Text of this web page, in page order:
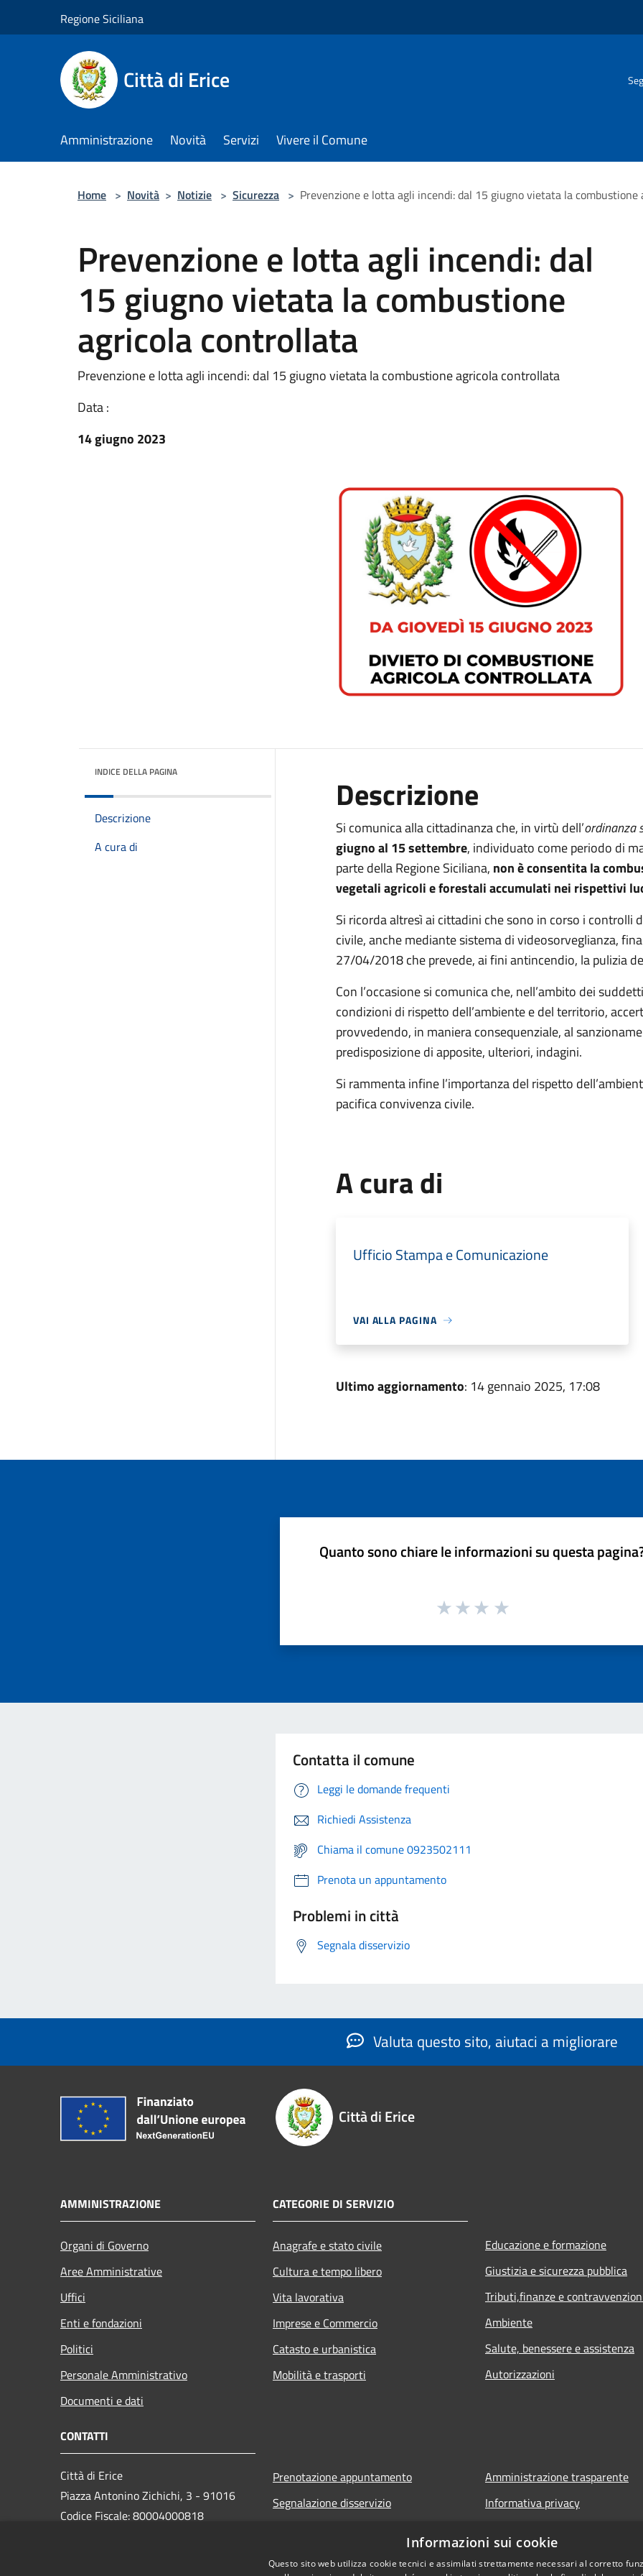
Regione Siciliana
Città di Erice
Amministrazione Novità Servizi Vivere il Comune
Home > Novità > Notizie > Sicurezza > Prevenzione e lotta agli incendi: dal 15 giugno vietata la
Prevenzione e lotta agli incendi: dal
15 giugno vietata la combustione
agricola controllata
Prevenzione e lotta agli incendi: dal 15 giugno vietata la combustione agricola controllata
Data :
14 giugno 2023
INDICE DELLA PAGINA
Descrizione
A cura di
Descrizione
Si comunica alla cittadinanza che, in virtù dell’ordinanza
giugno al 15 settembre, individuato come periodo di
parte della Regione Siciliana, non è consentita la
vegetali agricoli e forestali accumulati nei rispettivi
Si ricorda altresì ai cittadini che sono in corso i controlli
civile, anche mediante sistema di videosorveglianza,
27/04/2018 che prevede, ai fini antincendio, la pulizia
Con l’occasione si comunica che, nell’ambito dei
condizioni di rispetto dell’ambiente e del territorio,
provvedendo, in maniera consequenziale, al
predisposizione di apposite, ulteriori, indagini.
Si rammenta infine l’importanza del rispetto
pacifica convivenza civile.
A cura di
Ufficio Stampa e Comunicazione
VAI ALLA PAGINA
Ultimo aggiornamento: 14 gennaio 2025, 17:08
Quanto sono chiare le informazioni su questa
Contatta il comune
Leggi le domande frequenti
Richiedi Assistenza
Chiama il comune 0923502111
Prenota un appuntamento
Problemi in città
Segnala disservizio
Valuta questo sito, aiutaci a migliorare
Città di Erice
AMMINISTRAZIONE
Organi di Governo
Aree Amministrative
Uffici
Enti e fondazioni
Politici
Personale Amministrativo
Documenti e dati
CATEGORIE DI SERVIZIO
Anagrafe e stato civile
Cultura e tempo libero
Vita lavorativa
Imprese e Commercio
Catasto e urbanistica
Mobilità e trasporti
Educazione e formazione
Giustizia e sicurezza pubblica
Tributi,finanze e
Ambiente
Salute, benessere e assistenza
Autorizzazioni
CONTATTI
Città di Erice
Piazza Antonino Zichichi, 3 - 91016
Codice Fiscale: 80004000818
Prenotazione appuntamento
Segnalazione disservizio
Amministrazione trasparente
Informativa privacy
Informazioni sui cookie
Questo sito web utilizza cookie tecnici e assimilati strettamente necessari al corretto